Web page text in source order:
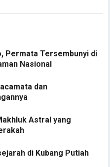
Permata Tersembunyi di
Nasional
dan
Astral yang
di Kubang Putiah